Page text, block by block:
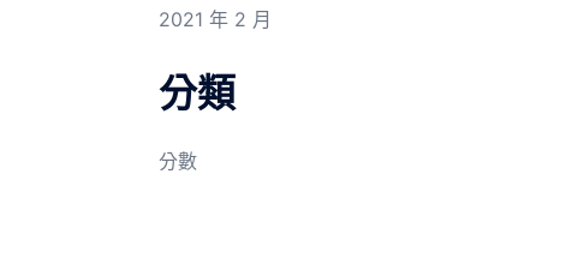
2021 年 2 月
分類
分數